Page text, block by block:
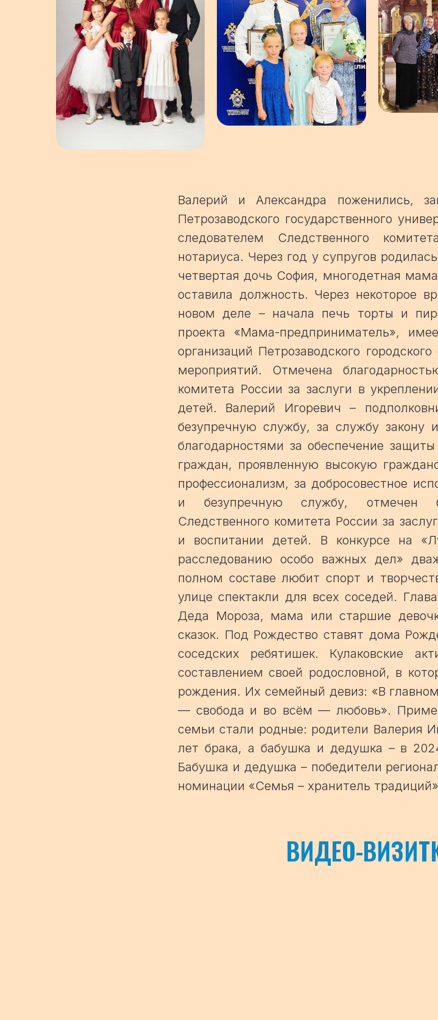
Валерий и Александра поженились,
Петрозаводского государственного
следователем Следственного
нотариуса. Через год у супругов
четвертая дочь София, многодетная
оставила должность. Через некоторое
новом деле – начала печь торты и
проекта «Мама-предприниматель»,
организаций Петрозаводского
мероприятий. Отмечена
комитета России за заслуги в
детей. Валерий Игоревич –
безупречную службу, за службу
благодарностями за обеспечение
граждан, проявленную высокую
профессионализм, за добросовестное
и безупречную службу, отмечен
Следственного комитета России за
и воспитании детей. В конкурсе на
расследованию особо важных дел»
полном составе любит спорт и
улице спектакли для всех соседей.
Деда Мороза, мама или старшие
сказок. Под Рождество ставят дома
соседских ребятишек. Кулаковские
составлением своей родословной, в
рождения. Их семейный девиз: «В
— свобода и во всём — любовь».
семьи стали родные: родители Валерия
лет брака, а бабушка и дедушка – в
Бабушка и дедушка – победители
номинации «Семья – хранитель
ВИДЕО-